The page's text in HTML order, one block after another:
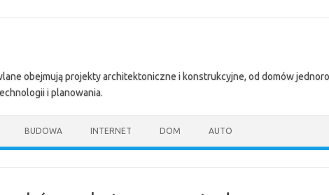
obejmują projekty architektoniczne i konstrukcyjne, od domów
i planowania.
BUDOWA INTERNET DOM AUTO